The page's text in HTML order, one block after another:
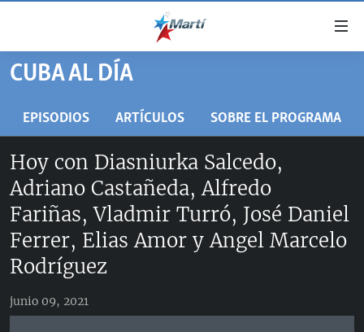
accesibilidad
contenido
navegación
principal
la
TITULARES
CUBA
DERECHOS HUMANOS
#11JCUBA, 5 AÑOS DESPUÉS
INFORME DEL DEPARTAMENTO DE ESTADO DE EEUU
SOBRE CUBA
ESTADOS UNIDOS
AMÉRICA 250
AMÉRICA LATINA
INMIGRACIÓN
MUNDO
DEPORTES
OPINIÓN GRÁFICA
CUBA AL DÍA
EPISODIOS ARTÍCULOS SOBRE EL PROGRAMA
Hoy con Diasniurka Salcedo,
Adriano Castañeda, Alfredo
Fariñas, Vladmir Turró, José Daniel
Ferrer, Elias Amor y Angel Marcelo
Rodríguez
junio 09, 2021